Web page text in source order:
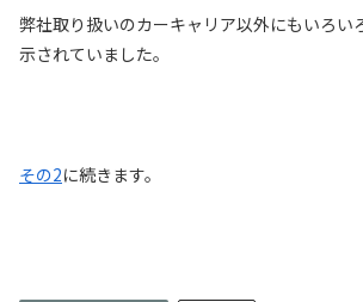
弊社取り扱いのカーキャリア以外にもいろい
示されていました。
その2に続きます。